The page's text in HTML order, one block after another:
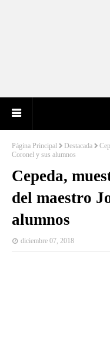
Página Principal Destacada
Coronel y sus alumnos
Cepeda,
del maestro
alumnos
diciembre 07, 2018